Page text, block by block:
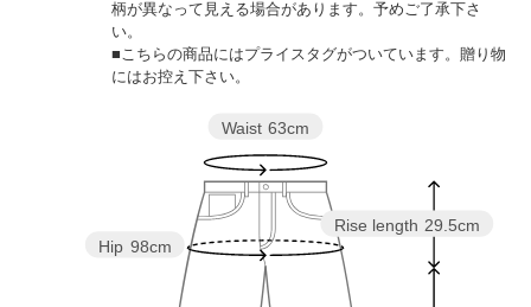
柄が異なって見える場合があります。予めご了承下さ
い。
■こちらの商品にはプライスタグがついています。贈り物
にはお控え下さい。
Rise length 29.5cm
Hip 98cm
Waist 63cm